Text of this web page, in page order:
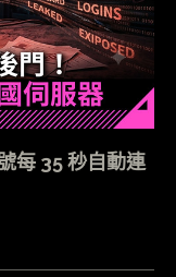
每 35 秒自動連